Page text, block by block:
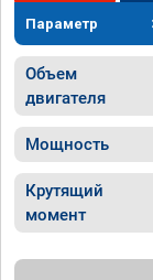
Параметр
Объем
двигателя
Мощность
Крутящий
момент